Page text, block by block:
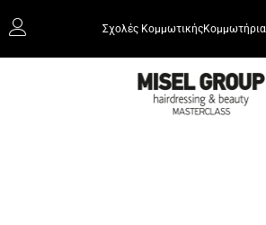
Σχολές ΚομμωτικήςΚομμωτήρια